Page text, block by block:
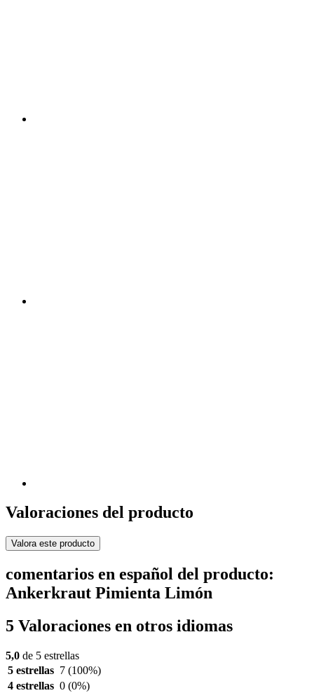
Valoraciones del producto
Valora este producto
comentarios en español del producto:
Ankerkraut Pimienta Limón
5 Valoraciones en otros idiomas
5,0 de 5 estrellas
5 estrellas 7 (100%)
4 estrellas 0 (0%)